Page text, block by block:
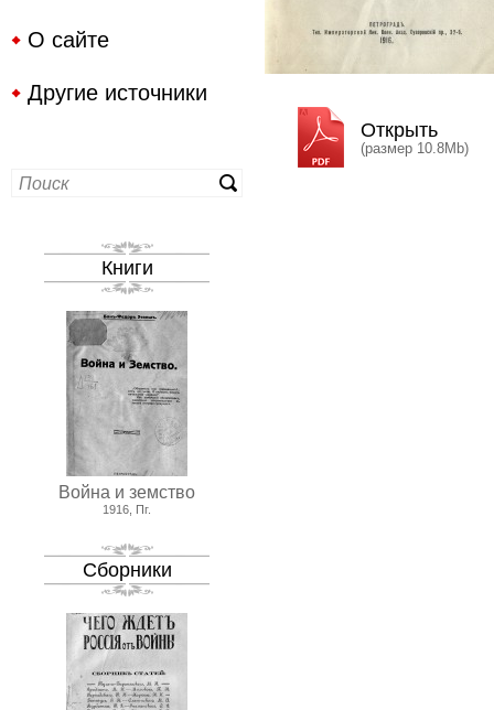
О сайте
Другие источники
Книги
Война и земство
1916, Пг.
Сборники
Открыть
(размер 10.8Mb)